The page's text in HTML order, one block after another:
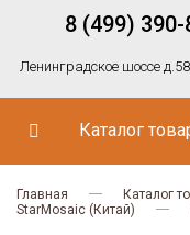
8 (499)
Ленинградское шоссе
Каталог
Главная Каталог
StarMosaic (Китай)